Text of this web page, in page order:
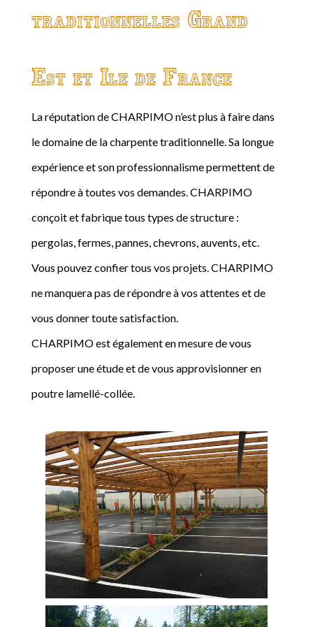
traditionnelles Grand
Est et Ile de France
La réputation de CHARPIMO n’est plus à faire dans
le domaine de la charpente traditionnelle. Sa longue
expérience et son professionnalisme permettent de
répondre à toutes vos demandes. CHARPIMO
conçoit et fabrique tous types de structure :
pergolas, fermes, pannes, chevrons, auvents, etc.
Vous pouvez confier tous vos projets. CHARPIMO
ne manquera pas de répondre à vos attentes et de
vous donner toute satisfaction.
CHARPIMO est également en mesure de vous
proposer une étude et de vous approvisionner en
poutre lamellé-collée.